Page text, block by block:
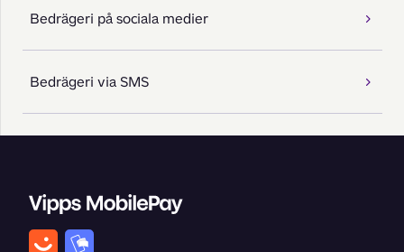
Bedrägeri på sociala medier
Bedrägeri via SMS